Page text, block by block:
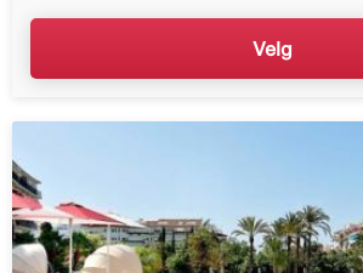
Velg